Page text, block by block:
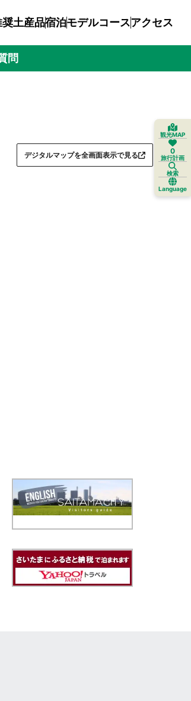
奨土産品宿泊モデルコースアクセス
問
デジタルマップを全画面表示で見る
観光MAP
0
旅行計画
検索
Language